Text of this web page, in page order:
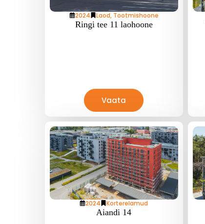
2024 Laod, Tootmishoone
Ringi tee 11 laohoone
Vaata
2024 Korterelamud
Aiandi 14